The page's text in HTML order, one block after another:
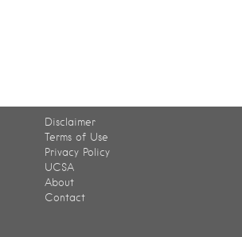
Disclaimer
Terms of Use
Privacy Policy
UCSA
About
Contact